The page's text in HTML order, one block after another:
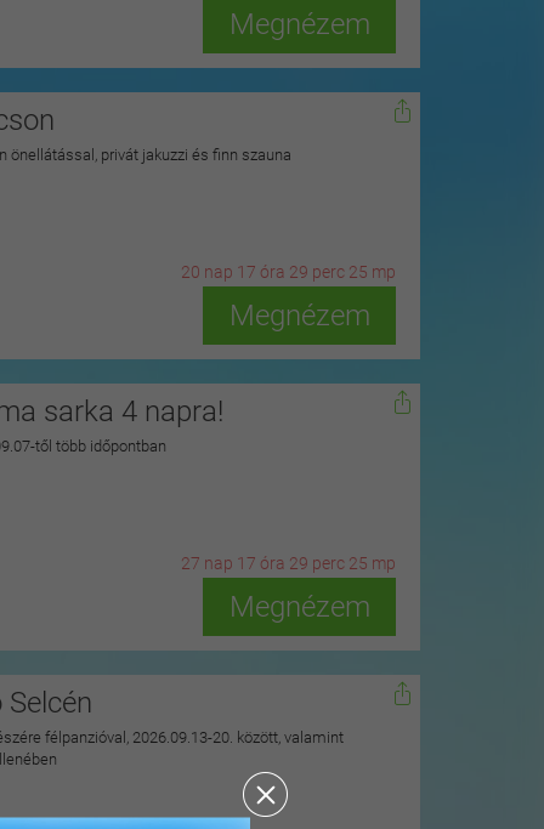
Megnézem
önellátással, privát jakuzzi és finn szauna
20 nap 17 óra 29 perc 23 mp
Megnézem
sarka 4 napra!
től több időpontban
27 nap 17 óra 29 perc 23 mp
Megnézem
félpanzióval, 2026.09.13-20. között, valamint